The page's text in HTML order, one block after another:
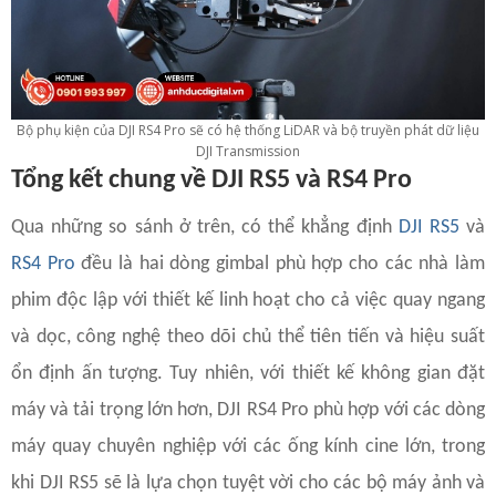
Bộ phụ kiện của DJI RS4 Pro sẽ có hệ thống LiDAR và bộ truyền phát dữ liệu
DJI Transmission
Tổng kết chung về DJI RS5 và RS4 Pro
Qua những so sánh ở trên, có thể khẳng định DJI RS5 và
RS4 Pro đều là hai dòng gimbal phù hợp cho các nhà làm
phim độc lập với thiết kế linh hoạt cho cả việc quay ngang
và dọc, công nghệ theo dõi chủ thể tiên tiến và hiệu suất
ổn định ấn tượng. Tuy nhiên, với thiết kế không gian đặt
máy và tải trọng lớn hơn, DJI RS4 Pro phù hợp với các dòng
máy quay chuyên nghiệp với các ống kính cine lớn, trong
khi DJI RS5 sẽ là lựa chọn tuyệt vời cho các bộ máy ảnh và